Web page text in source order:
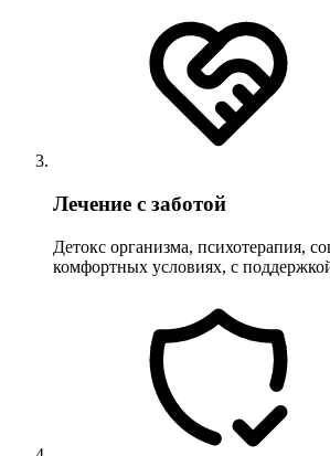
Лечение с заботой
Детокс организма, психотерапия,
комфортных условиях, с